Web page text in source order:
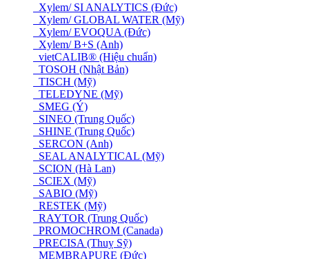
Xylem/ SI ANALYTICS (Đức)
Xylem/ GLOBAL WATER (Mỹ)
Xylem/ EVOQUA (Đức)
Xylem/ B+S (Anh)
vietCALIB® (Hiệu chuẩn)
TOSOH (Nhật Bản)
TISCH (Mỹ)
TELEDYNE (Mỹ)
SMEG (Ý)
SINEO (Trung Quốc)
SHINE (Trung Quốc)
SERCON (Anh)
SEAL ANALYTICAL (Mỹ)
SCION (Hà Lan)
SCIEX (Mỹ)
SABIO (Mỹ)
RESTEK (Mỹ)
RAYTOR (Trung Quốc)
PROMOCHROM (Canada)
PRECISA (Thuỵ Sỹ)
MEMBRAPURE (Đức)